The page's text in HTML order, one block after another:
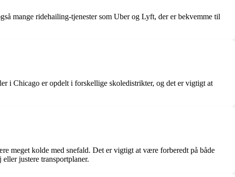
mange ridehailing-tjenester som Uber og Lyft, der er bekvemme til
i Chicago er opdelt i forskellige skoledistrikter, og det er vigtigt at
meget kolde med snefald. Det er vigtigt at være forberedt på både
justere transportplaner.